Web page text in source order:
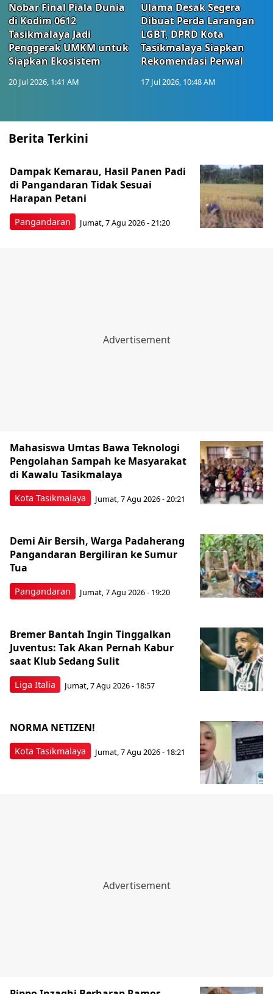
Nobar Final Piala Dunia
di Kodim 0612
Tasikmalaya Jadi
Penggerak UMKM untuk
Siapkan Ekosistem
20 Jul 2026, 1:41 AM
Ulama Desak Segera
Dibuat Perda Larangan
LGBT, DPRD Kota
Tasikmalaya Siapkan
Rekomendasi Perwal
17 Jul 2026, 10:48 AM
Berita Terkini
Pangandaran
Dampak Kemarau, Hasil Panen Padi
di Pangandaran Tidak Sesuai
Harapan Petani
Jumat, 7 Agu 2026 - 21:20
Kota Tasikmalaya
Mahasiswa Umtas Bawa Teknologi
Pengolahan Sampah ke Masyarakat
di Kawalu Tasikmalaya
Jumat, 7 Agu 2026 - 20:21
Pangandaran
Demi Air Bersih, Warga Padaherang
Pangandaran Bergiliran ke Sumur
Tua
Jumat, 7 Agu 2026 - 19:20
Liga Italia
Bremer Bantah Ingin Tinggalkan
Juventus: Tak Akan Pernah Kabur
saat Klub Sedang Sulit
Jumat, 7 Agu 2026 - 18:57
Kota Tasikmalaya
NORMA NETIZEN!
Jumat, 7 Agu 2026 - 18:21